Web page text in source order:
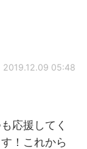
2019.12.09 05:48
応援してく
！これから